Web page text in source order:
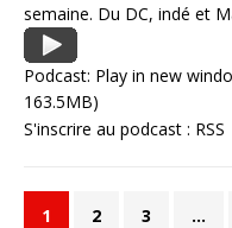
semaine. Du DC, indé et
Podcast: Play in new
163.5MB)
S'inscrire au podcast : RSS
1 2 3 …